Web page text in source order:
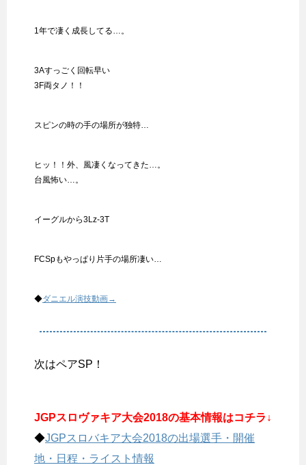
1年で凄く成長してる…。
3Aすっごく回転早い
3F両タノ！！
スピンの時の手の場所が独特…
ヒッ！！外、風凄くなってきた…。
台風怖い…。
イーグルから3Lz-3T
FCSpもやっぱり片手の場所凄い…
◆ダニエル演技動画→
次はペアSP！
JGPスロヴァキア大会2018の基本情報はコチラ↓
◆JGPスロバキア大会2018の出場選手・開催
地・日程・ライスト情報